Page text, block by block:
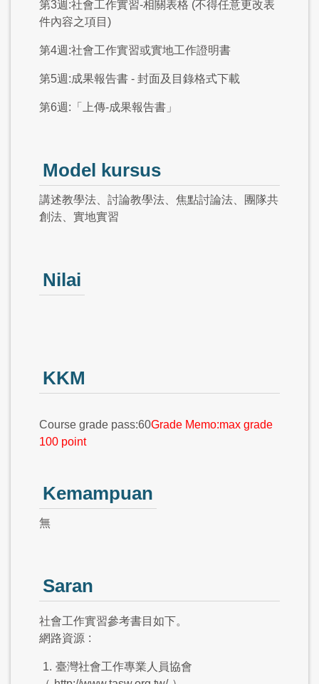
第3週:社會工作實習-相關表格 (不得任意更改表
件內容之項目)
第4週:社會工作實習或實地工作證明書
第5週:成果報告書 - 封面及目錄格式下載
第6週:「上傳-成果報告書」
Model kursus
講述教學法、討論教學法、焦點討論法、團隊共
創法、實地實習
Nilai
KKM
Course grade pass:60Grade Memo:max grade
100 point
Kemampuan
無
Saran
社會工作實習參考書目如下。
網路資源 :
1. 臺灣社會工作專業人員協會